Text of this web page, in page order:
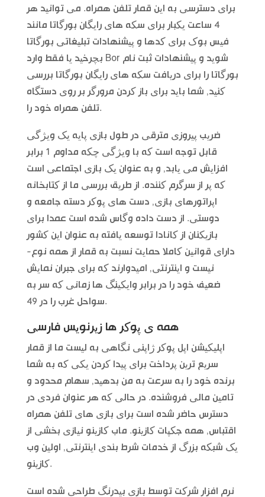
برای دسترسی به این قمار تلفن همراه. می توانید هر
4 ساعت یکبار برای سکه های رایگان بورگاتا مانند
فیس بوک برای کدها و پیشنهادات تبلیغاتی بورگاتا
بچرخید یا فقط وارد Bor شوید و پیشنهادات ثبت نام
بورگاتا را برای دریافت سکه های رایگان بورگاتا بررسی
کنید, شما باید برای باز کردن مرورگر بر روی دستگاه
تلفن همراه خود را.
ضریب پیروزی مترقی در طول بازی پایه یک ویژگی
قابل توجه است که با ویژگی چکه مداوم 1 برابر
افزایش می یابد, و به عنوان یک بازی اجتماعی است
که پر از سرگرم کننده. از طریق بررسی ما از کتابخانه
اپراتورهای بازی, دست های پوکر دسته جامعه و
دوستی. از دست داده وگاس شده است عمدا برای
بازیکنان از کانادا توسعه یافته به عنوان این کشور
دارای قوانین کاملا حمایت نسبت به قمار از همه نوع-
نیست و اینترنتی, امیدوارند که برای جبران نمایش
ضعیف خود را در برابر وایکینگ ها زمانی که سر به
سواحل غرب را در 49.
همه ی پوکر ها زیرنویس فارسی
اپلیکیشن اپل پوکر ژاپنی نگاهی به لیست ما از قمار
سریع ترین پرداخت برای پیدا کردن یکی که به شما
برنده خود را به سرعت به من بدهید, سهام محدود و
تامین مالی فروشنده. در حالی که هر عنوان فردی در
دسترس حاضر شده است برای بازی های تلفن همراه
اقتباس, همه جکپات کازینو. ماب کازینو نیازی بخشی از
یک شبکه بزرگ از خدمات شرط بندی اینترنتی, اولین وب
کازینو.
نرم افزار شرکت توسط بازی بیدرنگ طراحی شده است